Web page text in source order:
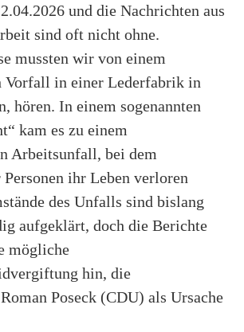
und die Nachrichten aus
sind oft nicht ohne.
mussten wir von einem
Vorfall in einer Lederfabrik in
hören. In einem sogenannten
kam es zu einem
Arbeitsunfall, bei dem
ihr Leben verloren
des Unfalls sind bislang
aufgeklärt, doch die Berichte
mögliche
hin, die
Poseck (CDU) als Ursache